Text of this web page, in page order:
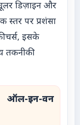
डिज़ाइन और
स्तर पर प्रशंसा
इसके
तकनीकी
इन-वन